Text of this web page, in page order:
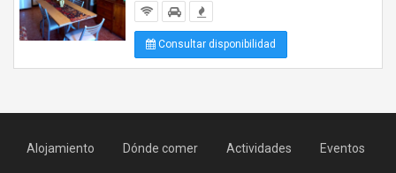
Consultar disponibilidad
Alojamiento Dónde comer Actividades Eventos